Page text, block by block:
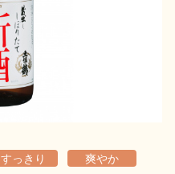
地酒解体新書
すっきり
爽やか